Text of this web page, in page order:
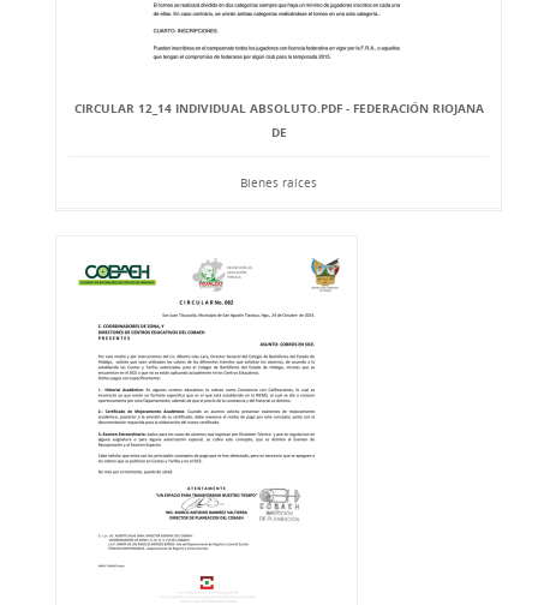
CIRCULAR 12_14 INDIVIDUAL ABSOLUTO.PDF - FEDERACIÓN RIOJANA
DE
Bienes raíces